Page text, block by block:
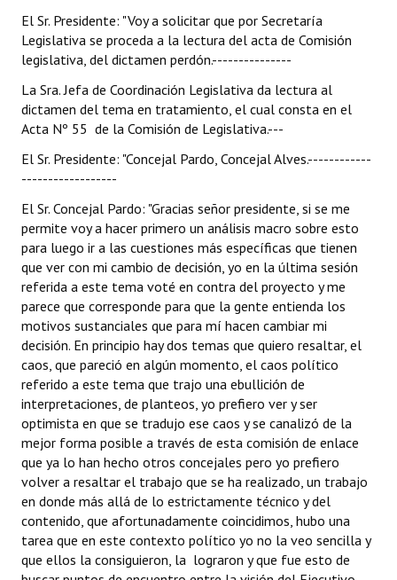
El Sr. Presidente: "Voy a solicitar que por Secretaría
Legislativa se proceda a la lectura del acta de Comisión
legislativa, del dictamen perdón.---------------
La Sra. Jefa de Coordinación Legislativa da lectura al
dictamen del tema en tratamiento, el cual consta en el
Acta Nº 55 de la Comisión de Legislativa.---
El Sr. Presidente: "Concejal Pardo, Concejal Alves.------------
------------------
El Sr. Concejal Pardo: "Gracias señor presidente, si se me
permite voy a hacer primero un análisis macro sobre esto
para luego ir a las cuestiones más específicas que tienen
que ver con mi cambio de decisión, yo en la última sesión
referida a este tema voté en contra del proyecto y me
parece que corresponde para que la gente entienda los
motivos sustanciales que para mí hacen cambiar mi
decisión. En principio hay dos temas que quiero resaltar, el
caos, que pareció en algún momento, el caos político
referido a este tema que trajo una ebullición de
interpretaciones, de planteos, yo prefiero ver y ser
optimista en que se tradujo ese caos y se canalizó de la
mejor forma posible a través de esta comisión de enlace
que ya lo han hecho otros concejales pero yo prefiero
volver a resaltar el trabajo que se ha realizado, un trabajo
en donde más allá de lo estrictamente técnico y del
contenido, que afortunadamente coincidimos, hubo una
tarea que en este contexto político yo no la veo sencilla y
que ellos la consiguieron, la lograron y que fue esto de